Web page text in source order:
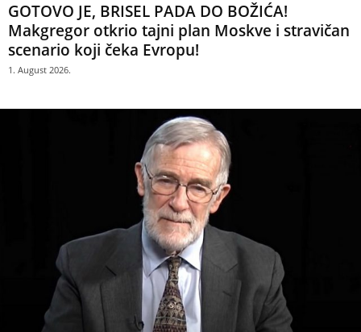
GOTOVO JE, BRISEL PADA DO BOŽIĆA!
Makgregor otkrio tajni plan Moskve i stravičan
scenario koji čeka Evropu!
1. August 2026.